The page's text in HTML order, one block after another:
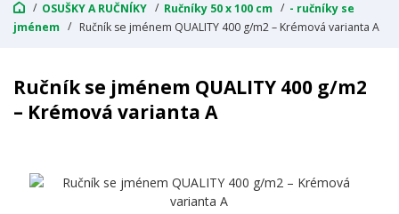
OSUŠKY A RUČNÍKY Ručníky 50 x 100 cm
- ručníky se
jménem
Ručník se jménem QUALITY 400 g/m2 – Krémová varianta A
Ručník se jménem QUALITY 400 g/m2
– Krémová varianta A